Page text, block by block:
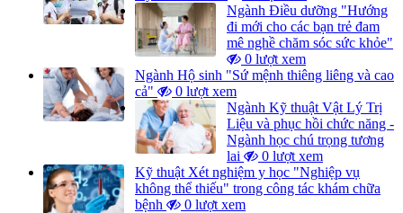
Ngành Điều dưỡng "Hướng
đi mới cho các bạn trẻ đam
mê nghề chăm sóc sức khỏe"
0 lượt xem
Ngành Hộ sinh "Sứ mệnh thiêng liêng và cao
cả"
0 lượt xem
Ngành Kỹ thuật Vật Lý Trị
Liệu và phục hồi chức năng -
Ngành học chú trọng tương
lai
0 lượt xem
Kỹ thuật Xét nghiệm y học "Nghiệp vụ
không thể thiếu" trong công tác khám chữa
bệnh
0 lượt xem